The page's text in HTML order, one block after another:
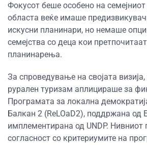
Фокусот беше особено на
областа веќе имаше
искусни планинари, но немаше
семејства со деца кои
планинарења.
За спроведување на својата
рурален туризам аплицираше за
Програмата за локална
Балкан 2 (ReLOaD2), поддржана од
имплементирана од UNDP. Нивниот
согласност со критериумите на